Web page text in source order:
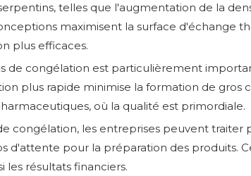
telles que l'augmentation de la
maximisent la surface d'échange
plus efficaces.
de congélation est particulièrement
plus rapide minimise la formation de
où la qualité est primordiale.
congélation, les entreprises peuvent
d'attente pour la préparation des produits.
les résultats financiers.